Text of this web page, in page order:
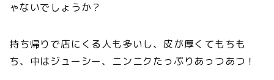
ゃないでしょうか？
持ち帰りで店にくる人も多いし、皮が厚くてもちも
ち、中はジューシー、ニンニクたっぷりあっつあつ！